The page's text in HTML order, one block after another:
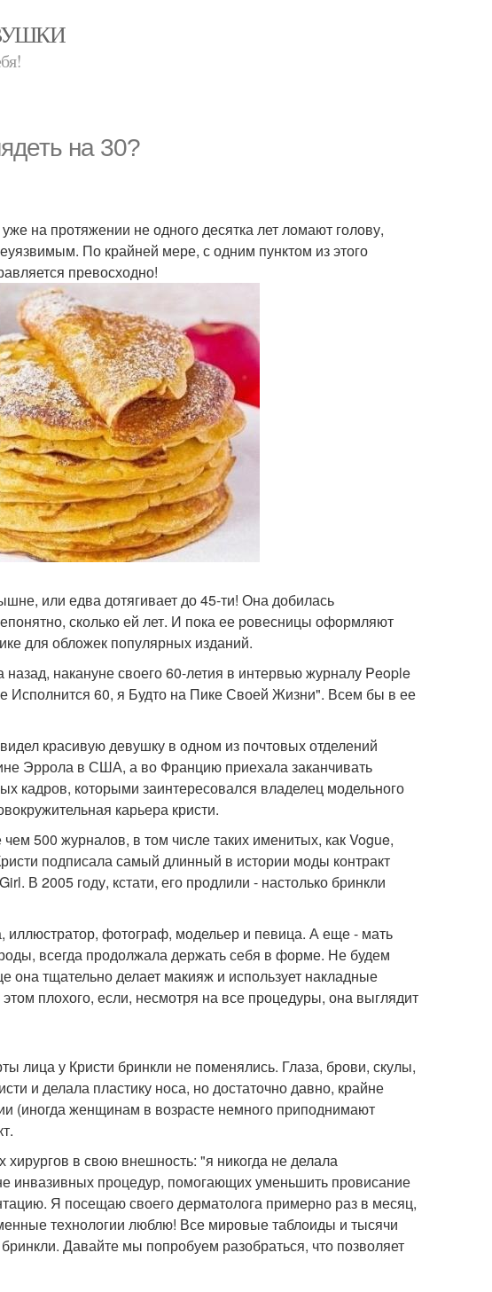
на 30?
на протяжении не одного десятка лет ломают голову,
По крайней мере, с одним пунктом из этого
превосходно!
или едва дотягивает до 45-ти! Она добилась
сколько ей лет. И пока ее ровесницы оформляют
для обложек популярных изданий.
накануне своего 60-летия в интервью журналу People
Исполнится 60, я Будто на Пике Своей Жизни". Всем бы в ее
красивую девушку в одном из почтовых отделений
Эррола в США, а во Францию приехала заканчивать
кадров, которыми заинтересовался владелец модельного
карьера кристи.
500 журналов, в том числе таких именитых, как Vogue,
подписала самый длинный в истории моды контракт
В 2005 году, кстати, его продлили - настолько бринкли
иллюстратор, фотограф, модельер и певица. А еще - мать
всегда продолжала держать себя в форме. Не будем
она тщательно делает макияж и использует накладные
плохого, если, несмотря на все процедуры, она выглядит
лица у Кристи бринкли не поменялись. Глаза, брови, скулы,
и делала пластику носа, но достаточно давно, крайне
(иногда женщинам в возрасте немного приподнимают
в свою внешность: "я никогда не делала
инвазивных процедур, помогающих уменьшить провисание
Я посещаю своего дерматолога примерно раз в месяц,
технологии люблю! Все мировые таблоиды и тысячи
Давайте мы попробуем разобраться, что позволяет